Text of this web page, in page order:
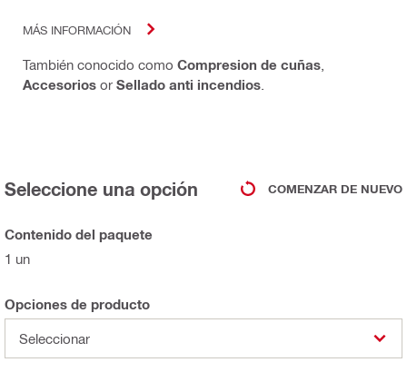
MÁS INFORMACIÓN
También conocido como Compresion de cuñas
Accesorios or Sellado anti incendios
Seleccione una opción COMENZAR DE NUEVO
Contenido del paquete
1 un
Opciones de producto
Seleccionar